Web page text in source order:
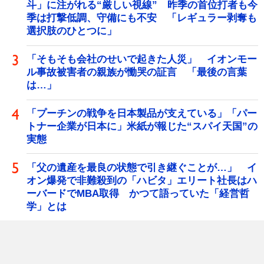
斗」に注がれる“厳しい視線” 昨季の首位打者も今
季は打撃低調、守備にも不安 「レギュラー剥奪も
選択肢のひとつに」
「そもそも会社のせいで起きた人災」 イオンモー
ル事故被害者の親族が慟哭の証言 「最後の言葉
は…」
「プーチンの戦争を日本製品が支えている」「パー
トナー企業が日本に」米紙が報じた“スパイ天国”の
実態
「父の遺産を最良の状態で引き継ぐことが…」 イ
オン爆発で非難殺到の「ハビタ」エリート社長はハ
ーバードでMBA取得 かつて語っていた「経営哲
学」とは